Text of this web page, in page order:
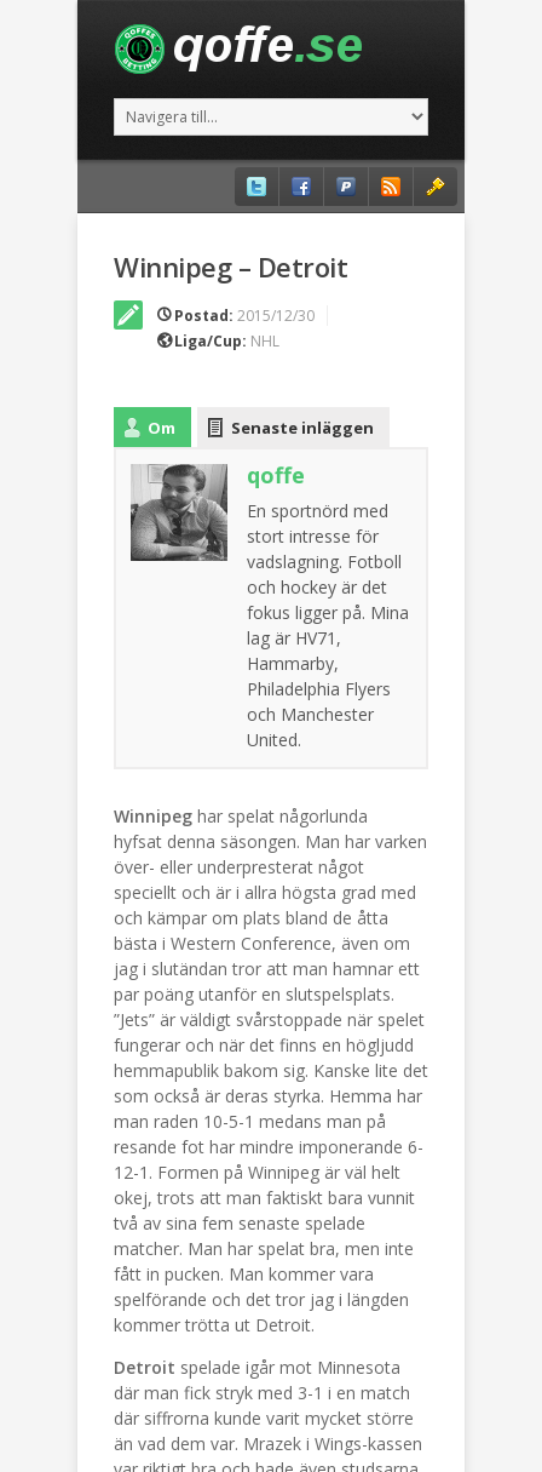
Winnipeg – Detroit
Postad: 2015/12/30
Liga/Cup: NHL
Om Senaste inläggen
qoffe
En sportnörd med
stort intresse för
vadslagning. Fotboll
och hockey är det
fokus ligger på. Mina
lag är HV71,
Hammarby,
Philadelphia Flyers
och Manchester
United.
Winnipeg har spelat någorlunda
hyfsat denna säsongen. Man har varken
över- eller underpresterat något
speciellt och är i allra högsta grad med
och kämpar om plats bland de åtta
bästa i Western Conference, även om
jag i slutändan tror att man hamnar ett
par poäng utanför en slutspelsplats.
”Jets” är väldigt svårstoppade när spelet
fungerar och när det finns en högljudd
hemmapublik bakom sig. Kanske lite det
som också är deras styrka. Hemma har
man raden 10-5-1 medans man på
resande fot har mindre imponerande 6-
12-1. Formen på Winnipeg är väl helt
okej, trots att man faktiskt bara vunnit
två av sina fem senaste spelade
matcher. Man har spelat bra, men inte
fått in pucken. Man kommer vara
spelförande och det tror jag i längden
kommer trötta ut Detroit.
Detroit spelade igår mot Minnesota
där man fick stryk med 3-1 i en match
där siffrorna kunde varit mycket större
än vad dem var. Mrazek i Wings-kassen